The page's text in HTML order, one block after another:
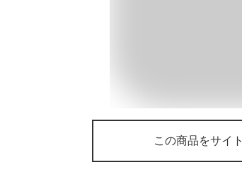
この商品をサイ